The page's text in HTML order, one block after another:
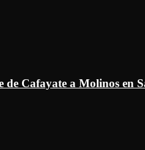
Cafayate a Molinos en